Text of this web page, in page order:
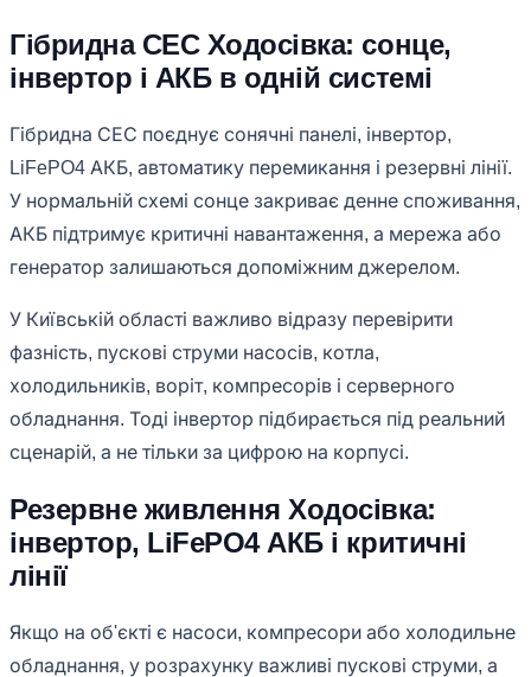
Гібридна СЕС Ходосівка: сонце,
інвертор і АКБ в одній системі
Гібридна СЕС поєднує сонячні панелі, інвертор,
LiFePO4 АКБ, автоматику перемикання і резервні лінії.
У нормальній схемі сонце закриває денне споживання,
АКБ підтримує критичні навантаження, а мережа або
генератор залишаються допоміжним джерелом.
У Київській області важливо відразу перевірити
фазність, пускові струми насосів, котла,
холодильників, воріт, компресорів і серверного
обладнання. Тоді інвертор підбирається під реальний
сценарій, а не тільки за цифрою на корпусі.
Резервне живлення Ходосівка:
інвертор, LiFePO4 АКБ і критичні
лінії
Якщо на об'єкті є насоси, компресори або холодильне
обладнання, у розрахунку важливі пускові струми, а